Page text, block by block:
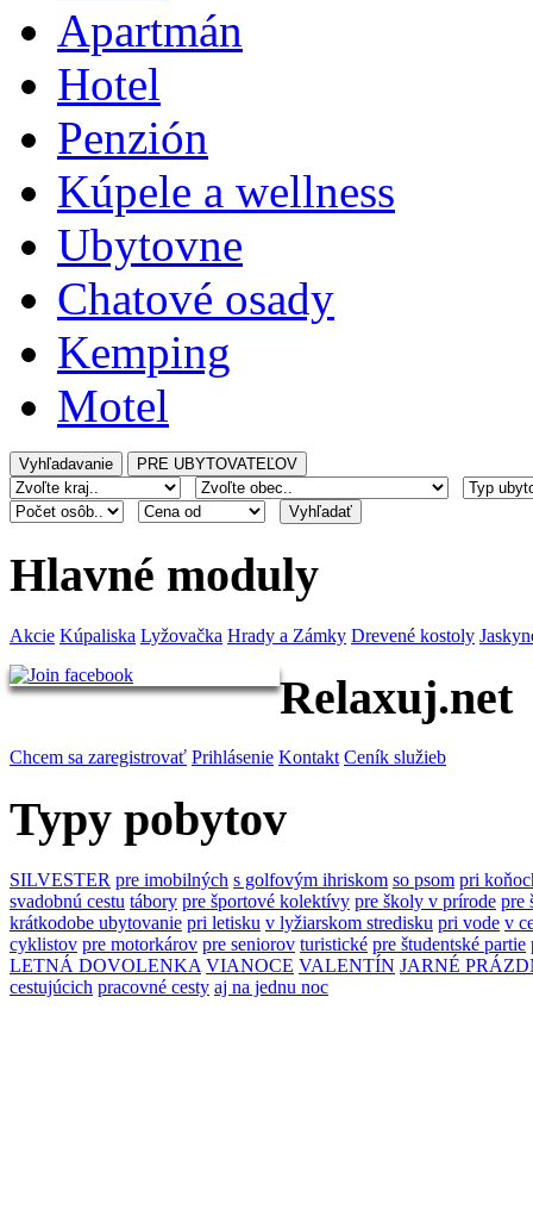
Apartmán
Hotel
Penzión
Kúpele a wellness
Ubytovne
Chatové osady
Kemping
Motel
Hlavné moduly
Akcie Kúpaliska Lyžovačka Hrady a Zámky Drevené kostoly
Relaxuj.net
Chcem sa zaregistrovať Prihlásenie Kontakt Ceník služieb
Typy pobytov
SILVESTER pre imobilných s golfovým ihriskom so psom pri
svadobnú cestu tábory pre športové kolektívy pre školy v prírode pre
krátkodobe ubytovanie pri letisku v lyžiarskom stredisku pri vode v
cyklistov pre motorkárov pre seniorov turistické pre študentské partie
LETNÁ DOVOLENKA VIANOCE VALENTÍN JARNÉ
cestujúcich pracovné cesty aj na jednu noc